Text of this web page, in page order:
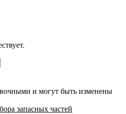
и могут быть изменены
запасных частей